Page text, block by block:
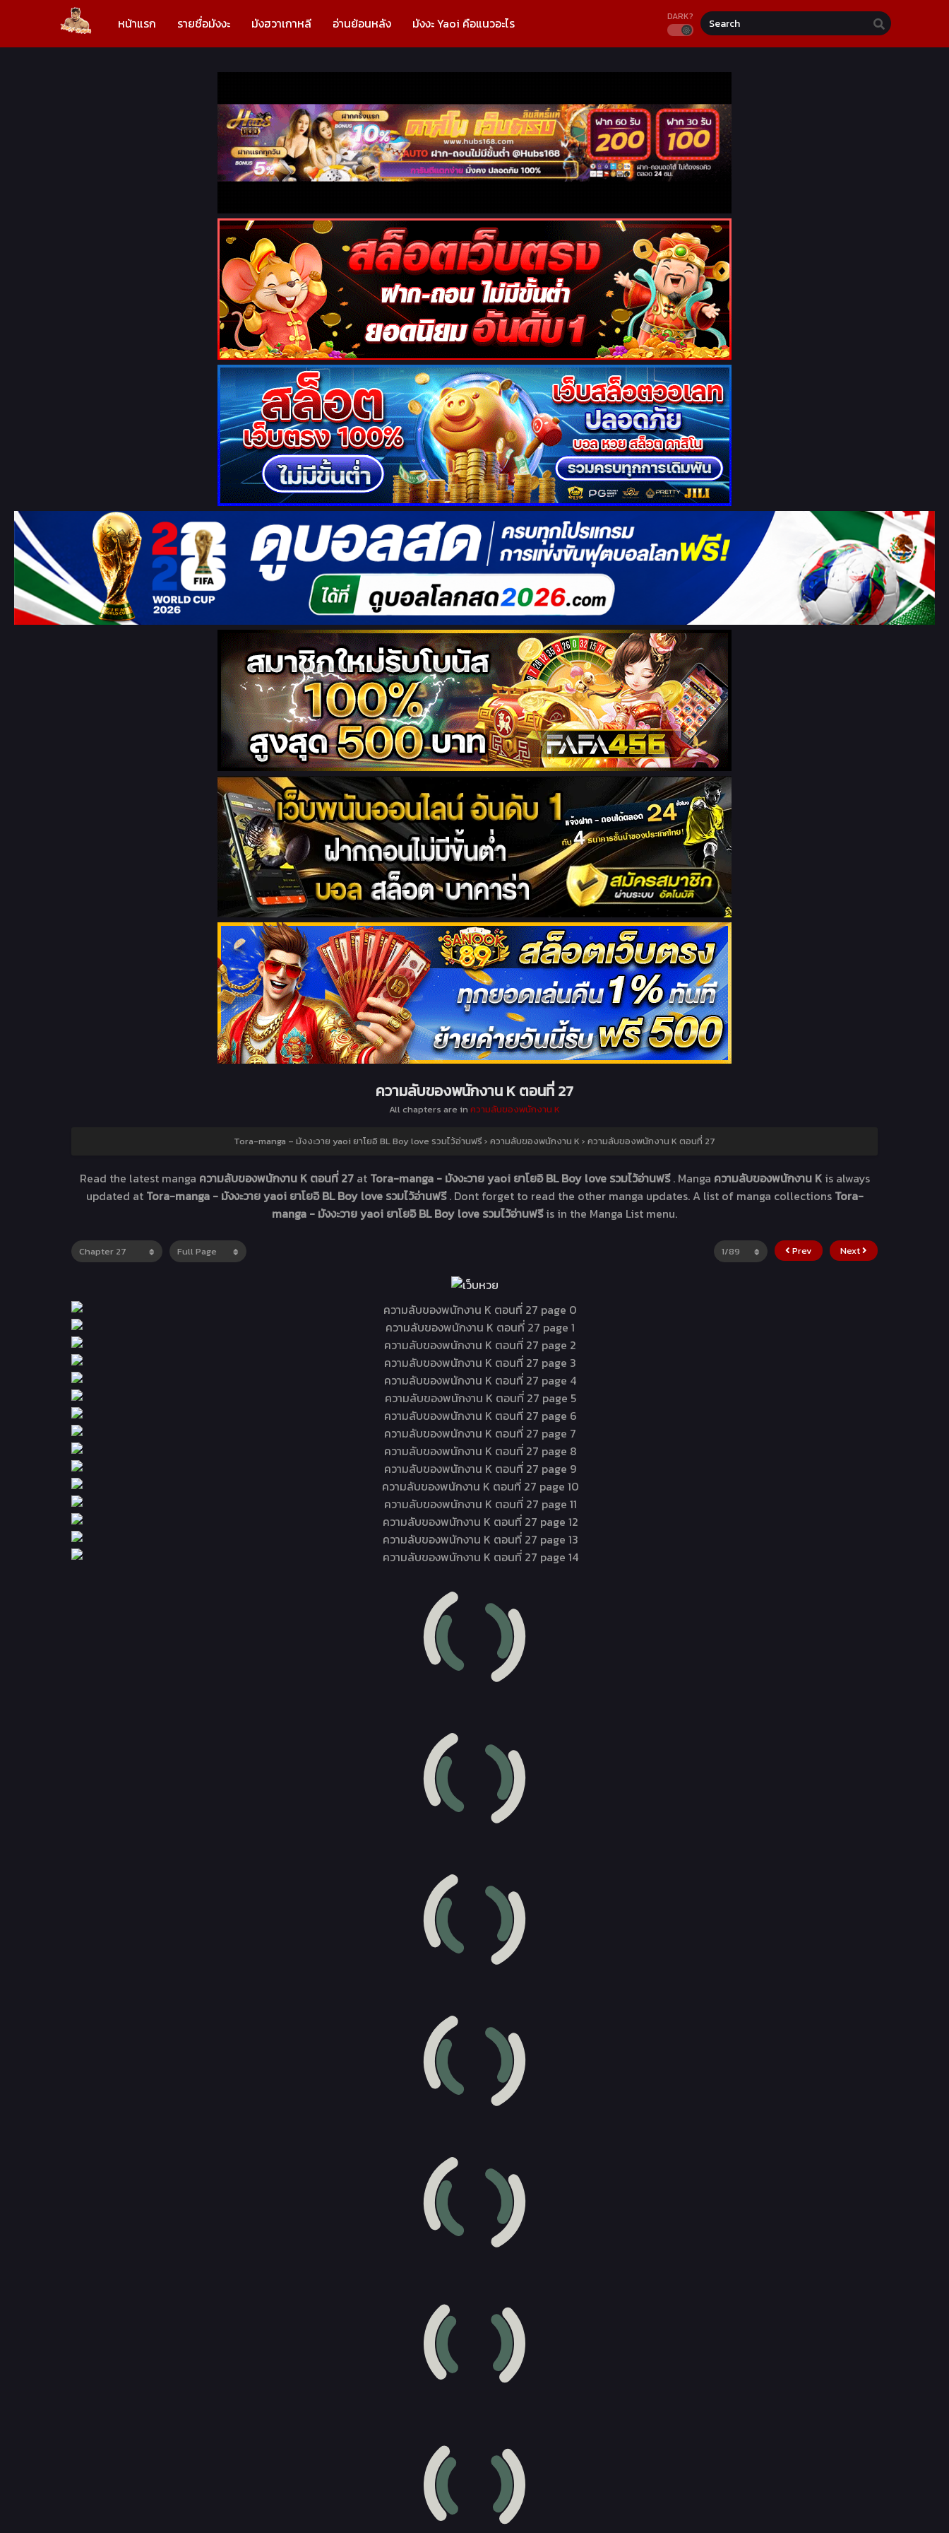
หน้าแรก รายชื่อมังงะ มังฮวาเกาหลี อ่านย้อนหลัง มังงะ Yaoi คือแนวอะไร DARK?
ความลับของพนักงาน K ตอนที่ 27
All chapters are in ความลับของพนักงาน K
Tora-manga – มังงะวาย yaoi ยาโยอิ BL Boy love รวมไว้อ่านฟรี › ความลับของพนักงาน K › ความลับของพนักงาน K ตอนที่ 27
Read the latest manga ความลับของพนักงาน K ตอนที่ 27 at Tora-manga - มังงะวาย yaoi ยาโยอิ BL Boy love รวมไว้อ่านฟรี. Manga ความลับของพนักงาน K is always
updated at Tora-manga - มังงะวาย yaoi ยาโยอิ BL Boy love รวมไว้อ่านฟรี. Dont forget to read the other manga updates. A list of manga collections Tora-
manga - มังงะวาย yaoi ยาโยอิ BL Boy love รวมไว้อ่านฟรีis in the Manga List menu.
Prev Next